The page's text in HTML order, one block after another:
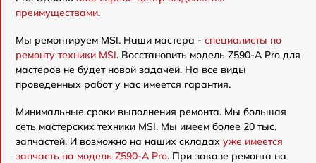
преимуществами.
Мы ремонтируем MSI. Наши мастера - специалисты по
ремонту техники MSI. Восстановить модель Z590-A Pro для
мастеров не будет новой задачей. На все виды
проведенных работ у нас имеется гарантия.
Минимальные сроки выполнения ремонта. Мы большая
сеть мастерских техники MSI. Мы имеем более 20 тыс.
запчастей. И возможно на наших складах уже имеется
запчасть на модель Z590-A Pro. При заказе ремонта на